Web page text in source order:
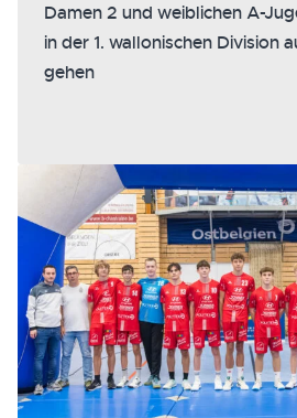
Damen 2 und weiblichen A-
in der 1. wallonischen Division
gehen